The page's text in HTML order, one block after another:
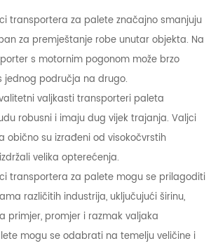
transportera za palete značajno smanjuju
za premještanje robe unutar objekta. Na
s motornim pogonom može brzo
jednog područja na drugo.
valjkasti transporteri paleta
robusni i imaju dug vijek trajanja. Valjci
obično su izrađeni od visokočvrstih
velika opterećenja.
transportera za palete mogu se prilagoditi
različitih industrija, uključujući širinu,
primjer, promjer i razmak valjaka
mogu se odabrati na temelju veličine i